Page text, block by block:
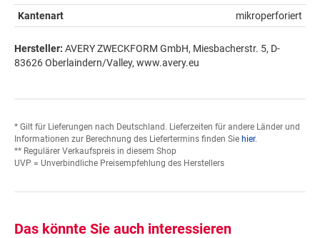
Kantenart
mikroperforiert
Hersteller: AVERY ZWECKFORM GmbH, Miesbacherstr. 5, D-
83626 Oberlaindern/Valley, www.avery.eu
* Gilt für Lieferungen nach Deutschland. Lieferzeiten für andere Länder und
Informationen zur Berechnung des Liefertermins finden Sie hier.
** Regulärer Verkaufspreis in diesem Shop
UVP = Unverbindliche Preisempfehlung des Herstellers
Das könnte Sie auch interessieren